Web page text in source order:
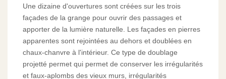
Une dizaine d'ouvertures sont créées sur les trois
façades de la grange pour ouvrir des passages et
apporter de la lumière naturelle. Les façades en pierres
apparentes sont rejointées au dehors et doublées en
chaux-chanvre à l'intérieur. Ce type de doublage
projetté permet qui permet de conserver les irrégularités
et faux-aplombs des vieux murs, irrégularités